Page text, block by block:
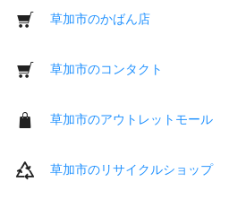
草加市のかばん店
草加市のコンタクト
草加市のアウトレットモール
草加市のリサイクルショップ